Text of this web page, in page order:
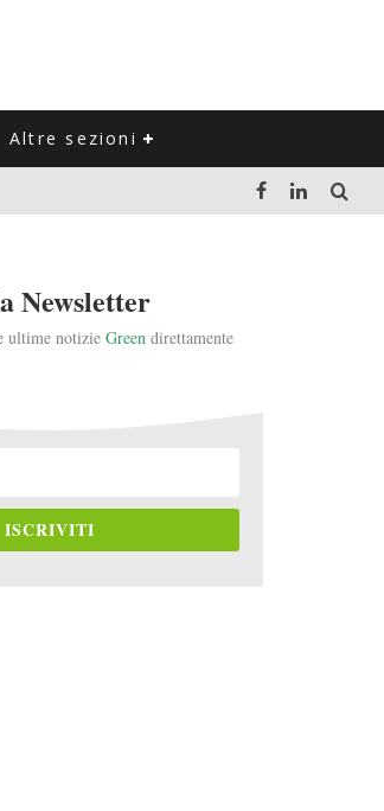
Altre sezioni
Newsletter
ultime notizie Green direttamente
ISCRIVITI